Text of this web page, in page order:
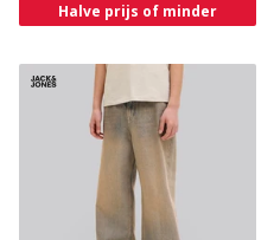
Halve prijs of minder